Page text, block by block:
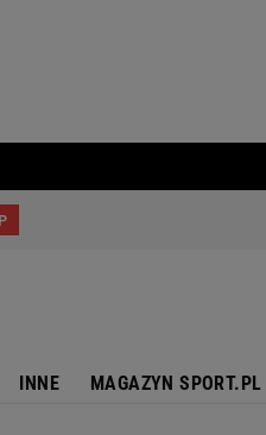
INNE MAGAZYN SPORT.PL